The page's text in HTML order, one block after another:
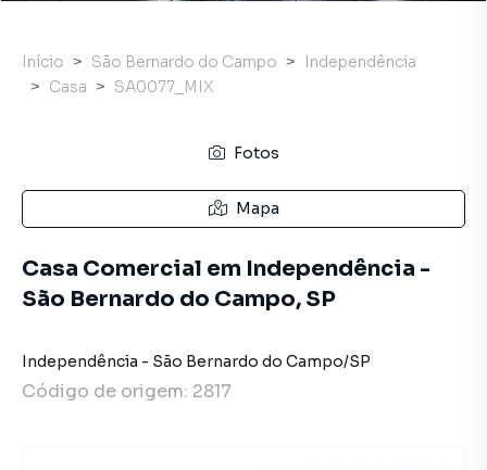
Início São Bernardo do Campo
Independência
Casa
SA0077_MIX
Fotos
Mapa
Casa Comercial em Independência -
São Bernardo do Campo, SP
Independência - São Bernardo do Campo/SP
Código de origem: 2817